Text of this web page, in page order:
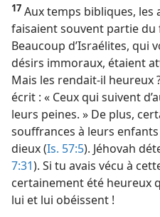
17 Aux temps bibliques, les
faisaient souvent partie du
Beaucoup d’Israélites, qui
désirs immoraux, étaient
Mais les rendait-​il heureux
écrit : « Ceux qui suivent
leurs peines. » De plus,
souffrances à leurs
dieux (Is. 57:5). Jéhovah
7:31). Si tu avais vécu à
certainement été heureux
lui et lui obéissent !